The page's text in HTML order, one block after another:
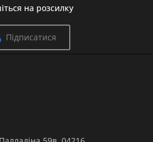
на розсилку
Підписатися